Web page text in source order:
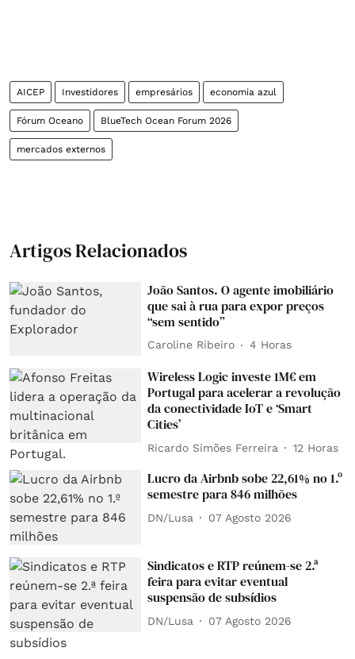
AICEP Investidores empresários economia azul
Fórum Oceano BlueTech Ocean Forum 2026
mercados externos
Artigos Relacionados
João Santos. O agente imobiliário
que sai à rua para expor preços
“sem sentido”
Caroline Ribeiro 4 Horas
Wireless Logic investe 1M€ em
Portugal para acelerar a revolução
da conectividade IoT e ‘Smart
Cities’
Ricardo Simões Ferreira 12 Horas
Lucro da Airbnb sobe 22,61% no 1.º
semestre para 846 milhões
DN/Lusa 07 Agosto 2026
Sindicatos e RTP reúnem-se 2.ª
feira para evitar eventual
suspensão de subsídios
DN/Lusa 07 Agosto 2026